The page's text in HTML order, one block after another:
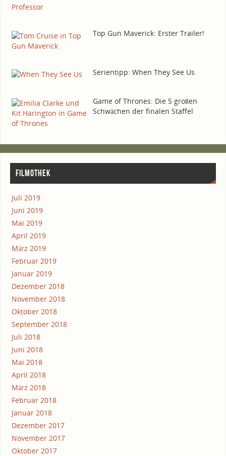
Top Gun Maverick: Ers­ter Trailer!
Seri­en­tipp: When They See Us
Game of Thro­nes: Die 5 gro­ßen
Schwä­chen der fina­len Staffel
FIL­MO­THEK
Juli 2019
Juni 2019
Mai 2019
April 2019
März 2019
Februar 2019
Januar 2019
Dezember 2018
November 2018
Oktober 2018
September 2018
Juli 2018
Juni 2018
Mai 2018
April 2018
März 2018
Februar 2018
Januar 2018
Dezember 2017
November 2017
Oktober 2017